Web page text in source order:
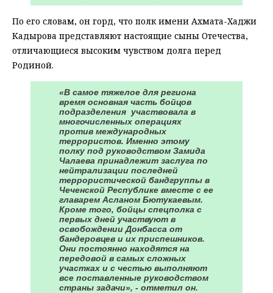
По его словам, он горд, что полк имени Ахмата-Хаджи
Кадырова представляют настоящие сыны Отечества,
отличающиеся высоким чувством долга перед
Родиной.
«В самое тяжелое для региона
время основная часть бойцов
подразделения участвовала в
многочисленных операциях
против международных
террористов. Именно этому
полку под руководством Замида
Чалаева принадлежит заслуга по
нейтрализации последней
террористической бандгруппы в
Чеченской Республике вместе с ее
главарем Асланом Бютукаевым.
Кроме того, бойцы спецполка с
первых дней участвуют в
освобождении Донбасса от
бандеровцев и их приспешников.
Они постоянно находятся на
передовой в самых сложных
участках и с честью выполняют
все поставленные руководством
страны задачи», - отметил он.